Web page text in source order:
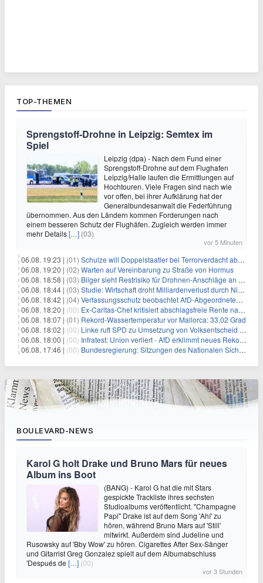
TOP-THEMEN
Sprengstoff-Drohne in Leipzig: Semtex im
Spiel
Leipzig (dpa) - Nach dem Fund einer
Sprengstoff-Drohne auf dem Flughafen
Leipzig/Halle laufen die Ermittlungen auf
Hochtouren. Viele Fragen sind nach wie
vor offen, bei ihrer Aufklärung hat der
Generalbundesanwalt die Federführung
übernommen. Aus den Ländern kommen Forderungen nach
einem besseren Schutz der Flughäfen. Zugleich werden immer
mehr Details[…] (03)
vor 5 Minuten
06.08. 19:23 | (01) Schulze will Doppelstaatler bei Terrorverdacht abschieben
06.08. 19:20 | (02) Warten auf Vereinbarung zu Straße von Hormus
06.08. 18:58 | (03) Bilger sieht Restrisiko für Drohnen-Anschläge an Flughäfen
06.08. 18:44 | (03) Studie: Wirtschaft droht Milliardenverlust durch Niedrigwasser
06.08. 18:42 | (04) Verfassungsschutz beobachtet AfD-Abgeordneten Nolte
06.08. 18:20 | (00) Ex-Caritas-Chef kritisiert abschlagsfreie Rente nach 45 Jahren
06.08. 18:07 | (01) Rekord-Wassertemperatur vor Mallorca: 33,02 Grad
06.08. 18:02 | (00) Linke ruft SPD zu Umsetzung von Volksentscheid auf
06.08. 18:00 | (00) Infratest: Union verliert - AfD erklimmt neues Rekordhoch
06.08. 17:46 | (00) Bundesregierung: Sitzungen des Nationalen Sicherheitsrates geheim
BOULEVARD-NEWS
Karol G holt Drake und Bruno Mars für neues
Album ins Boot
(BANG) - Karol G hat die mit Stars
gespickte Trackliste ihres sechsten
Studioalbums veröffentlicht. "Champagne
Papi" Drake ist auf dem Song 'Ahí' zu
hören, während Bruno Mars auf 'Still'
mitwirkt. Außerdem sind Judeline und
Rusowsky auf 'Bby Wow' zu hören. Cigarettes After Sex-Sänger
und Gitarrist Greg Gonzalez spielt auf dem Albumabschluss
'Después de […] (00)
vor 3 Stunden